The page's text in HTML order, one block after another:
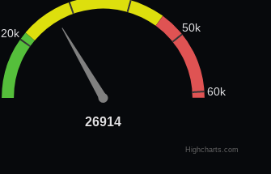
26914
26914
20k 50k
60k
Highcharts.com